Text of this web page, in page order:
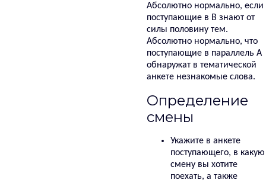
Абсолютно нормально, если
поступающие в B знают от
силы половину тем.
Абсолютно нормально, что
поступающие в параллель A
обнаружат в тематической
анкете незнакомые слова.
Определение
смены
Укажите в анкете
поступающего, в какую
смену вы хотите
поехать, а также